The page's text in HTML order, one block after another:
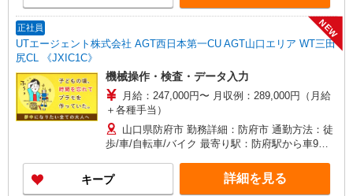
正社員
UTエージェント株式会社 AGT西日本第一CU AGT山口エリア WT三田
尻CL 《JXIC1C》
NEW
機械操作・検査・データ入力
月給：247,000円〜 月収例：289,000円（月給
＋各種手当）
山口県防府市 勤務詳細：防府市 通勤方法：徒
歩/車/自転車/バイク 最寄り駅：防府駅から車9分
キープ 詳細を見る